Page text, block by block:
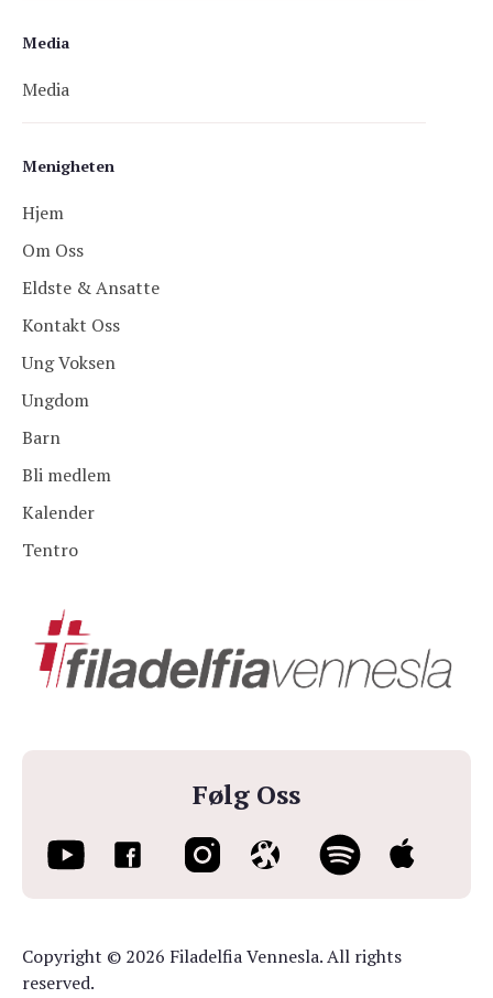
Følg Oss
Menigheten
Hjem
Om Oss
Eldste & Ansatte
Kontakt Oss
Ung Voksen
Ungdom
Barn
Bli medlem
Kalender
Tentro
Media
Media
Copyright © 2026 Filadelfia Vennesla. All rights
reserved.